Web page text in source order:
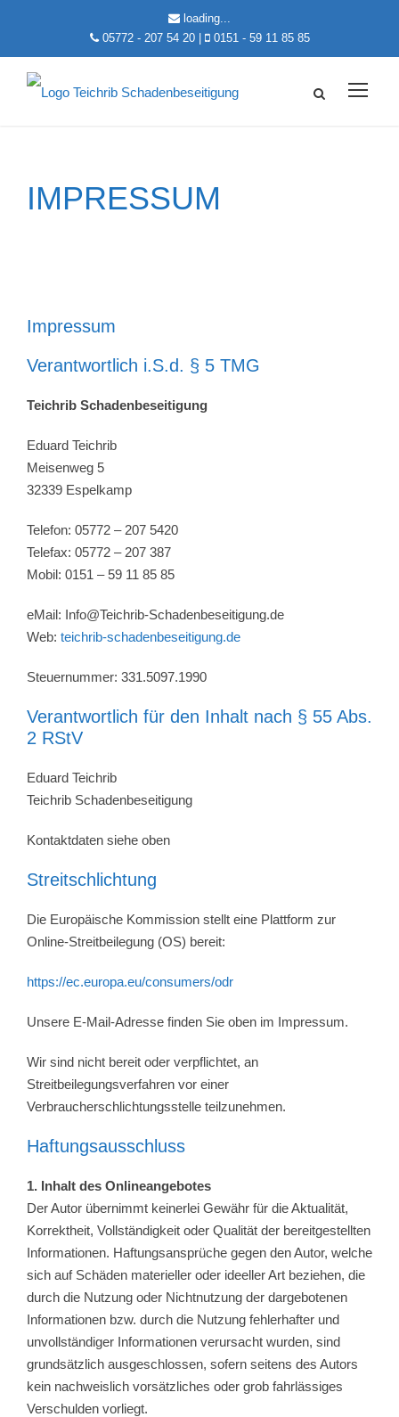
loading...
05772 - 207 54 20| 0151 - 59 11 85 85
IMPRESSUM
Impressum
Verantwortlich i.S.d. § 5 TMG
Teichrib Schadenbeseitigung
Eduard Teichrib
Meisenweg 5
32339 Espelkamp
Telefon: 05772 – 207 5420
Telefax: 05772 – 207 387
Mobil: 0151 – 59 11 85 85
eMail: Info@Teichrib-Schadenbeseitigung.de
Web: teichrib-schadenbeseitigung.de
Steuernummer: 331.5097.1990
Verantwortlich für den Inhalt nach § 55 Abs.
2 RStV
Eduard Teichrib
Teichrib Schadenbeseitigung
Kontaktdaten siehe oben
Streitschlichtung
Die Europäische Kommission stellt eine Plattform zur
Online-Streitbeilegung (OS) bereit:
https://ec.europa.eu/consumers/odr
Unsere E-Mail-Adresse finden Sie oben im Impressum.
Wir sind nicht bereit oder verpflichtet, an
Streitbeilegungsverfahren vor einer
Verbraucherschlichtungsstelle teilzunehmen.
Haftungsausschluss
1. Inhalt des Onlineangebotes
Der Autor übernimmt keinerlei Gewähr für die Aktualität,
Korrektheit, Vollständigkeit oder Qualität der bereitgestellten
Informationen. Haftungsansprüche gegen den Autor, welche
sich auf Schäden materieller oder ideeller Art beziehen, die
durch die Nutzung oder Nichtnutzung der dargebotenen
Informationen bzw. durch die Nutzung fehlerhafter und
unvollständiger Informationen verursacht wurden, sind
grundsätzlich ausgeschlossen, sofern seitens des Autors
kein nachweislich vorsätzliches oder grob fahrlässiges
Verschulden vorliegt.